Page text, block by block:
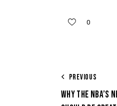
0
PREVIOUS
WHY THE NBA’S